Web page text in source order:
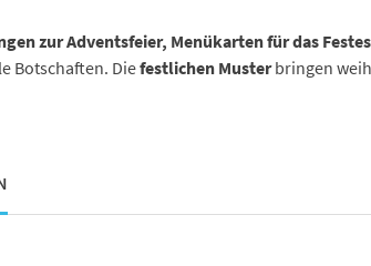
zur Adventsfeier, Menükarten für das
Botschaften. Diefestlichen Musterbringen